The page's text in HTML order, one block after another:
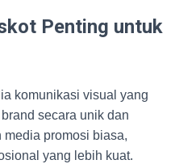
Penting untuk
komunikasi visual yang
secara unik dan
promosi biasa,
yang lebih kuat.